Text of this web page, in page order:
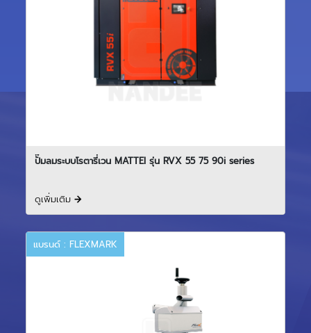
ปั๊มลมระบบโรตารี่เวน MATTEI รุ่น RVX 55 75 90i series
ดูเพิ่มเติม
แบรนด์ : FLEXMARK